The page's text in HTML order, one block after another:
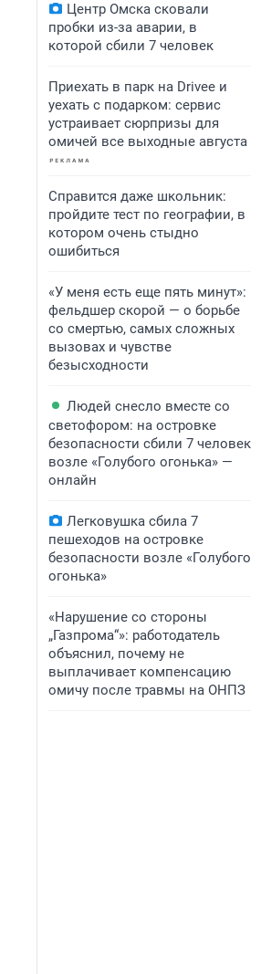
Центр Омска сковали
пробки из-за аварии, в
которой сбили 7 человек
Приехать в парк на Drivee и
уехать с подарком: сервис
устраивает сюрпризы для
омичей все выходные августа
Справится даже школьник:
пройдите тест по географии, в
котором очень стыдно
ошибиться
«У меня есть еще пять минут»:
фельдшер скорой — о борьбе
со смертью, самых сложных
вызовах и чувстве
безысходности
Людей снесло вместе со
светофором: на островке
безопасности сбили 7 человек
возле «Голубого огонька» —
онлайн
Легковушка сбила 7
пешеходов на островке
безопасности возле «Голубого
огонька»
«Нарушение со стороны
„Газпрома“»: работодатель
объяснил, почему не
выплачивает компенсацию
омичу после травмы на ОНПЗ